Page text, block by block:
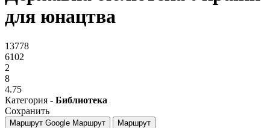
для юнацтва
13778
6102
2
8
4.75
Категория - Библиотека
Сохранить
Маршрут Google Маршрут Маршрут